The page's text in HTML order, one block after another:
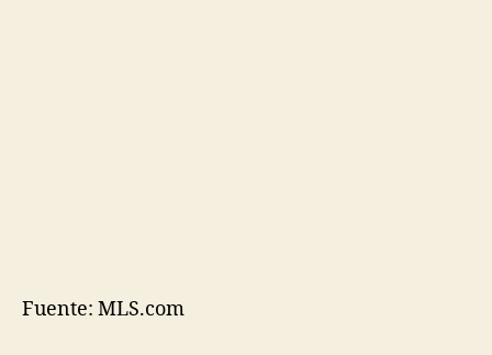
Fuente: MLS.com